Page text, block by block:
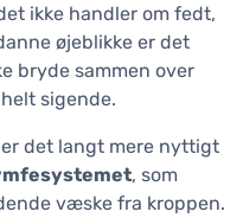
ikke handler om fedt,
øjeblikke er det
bryde sammen over
sigende.
det langt mere nyttigt
, som
væske fra kroppen.